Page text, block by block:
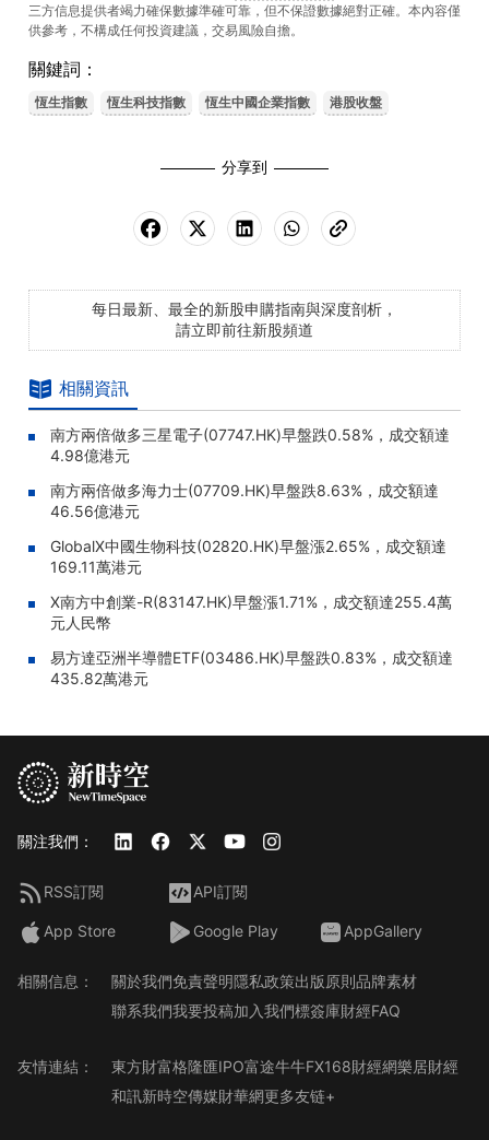
三方信息提供者竭力確保數據準確可靠，但不保證數據絕對正確。本內容僅
供參考，不構成任何投資建議，交易風險自擔。
關鍵詞：
恆生指數 恆生科技指數 恆生中國企業指數 港股收盤
分享到
每日最新、最全的新股申購指南與深度剖析，
請立即前往新股頻道
相關資訊
南方兩倍做多三星電子(07747.HK)早盤跌0.58%，成交額達
4.98億港元
南方兩倍做多海力士(07709.HK)早盤跌8.63%，成交額達
46.56億港元
GlobalX中國生物科技(02820.HK)早盤漲2.65%，成交額達
169.11萬港元
X南方中創業-R(83147.HK)早盤漲1.71%，成交額達255.4萬
元人民幣
易方達亞洲半導體ETF(03486.HK)早盤跌0.83%，成交額達
435.82萬港元
關注我們：
RSS訂閱 API訂閱
App Store Google Play AppGallery
相關信息： 關於我們免責聲明隱私政策出版原則品牌素材
聯系我們我要投稿加入我們標簽庫財經FAQ
友情連結： 東方財富格隆匯IPO富途牛牛FX168財經網樂居財經
和訊新時空傳媒財華網更多友链+